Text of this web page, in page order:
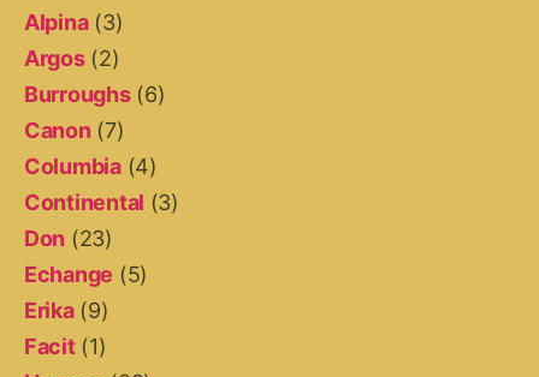
Alpina(3)
Argos(2)
Burroughs(6)
Canon (7)
Columbia(4)
Continental (3)
Don (23)
Echange (5)
Erika(9)
Facit(1)